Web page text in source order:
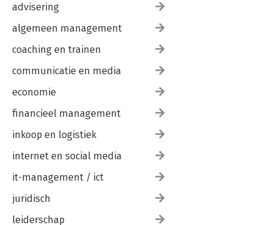
advisering
algemeen management
coaching en trainen
communicatie en media
economie
financieel management
inkoop en logistiek
internet en social media
it-management / ict
juridisch
leiderschap